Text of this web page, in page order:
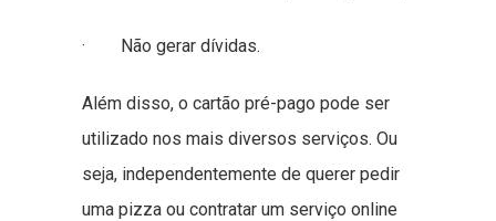
· Não gerar dívidas.
Além disso, o cartão pré-pago pode ser
utilizado nos mais diversos serviços. Ou
seja, independentemente de querer pedir
uma pizza ou contratar um serviço online